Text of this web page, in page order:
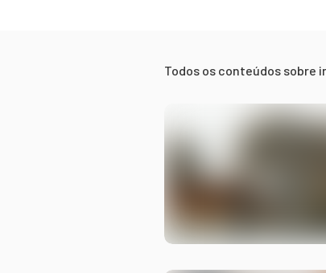
Todos os conteúdos sobre